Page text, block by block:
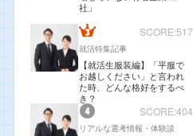
社」
SCORE:517
就活特集記事
【就活生服装編】「平服で
お越しください」と言われ
た時、どんな格好をするべ
き？
SCORE:404
リアルな選考情報・体験談